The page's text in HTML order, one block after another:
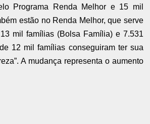
Programa Renda Melhor e 15 mil
estão no Renda Melhor, que serve
mil famílias (Bolsa Família) e 7.531
12 mil famílias conseguiram ter sua
A mudança representa o aumento